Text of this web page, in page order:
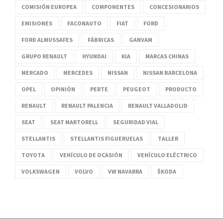
COMISIÓN EUROPEA COMPONENTES CONCESIONARIOS
EMISIONES FACONAUTO FIAT FORD
FORD ALMUSSAFES FÁBRICAS GANVAM
GRUPO RENAULT HYUNDAI KIA MARCAS CHINAS
MERCADO MERCEDES NISSAN NISSAN BARCELONA
OPEL OPINIÓN PERTE PEUGEOT PRODUCTO
RENAULT RENAULT PALENCIA RENAULT VALLADOLID
SEAT SEAT MARTORELL SEGURIDAD VIAL
STELLANTIS STELLANTIS FIGUERUELAS TALLER
TOYOTA VEHÍCULO DE OCASIÓN VEHÍCULO ELÉCTRICO
VOLKSWAGEN VOLVO VW NAVARRA ŠKODA